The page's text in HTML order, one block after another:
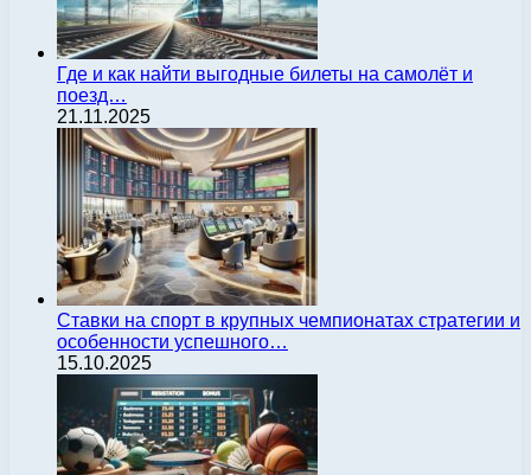
Где и как найти выгодные билеты на самолёт и
поезд…
21.11.2025
Ставки на спорт в крупных чемпионатах стратегии и
особенности успешного…
15.10.2025